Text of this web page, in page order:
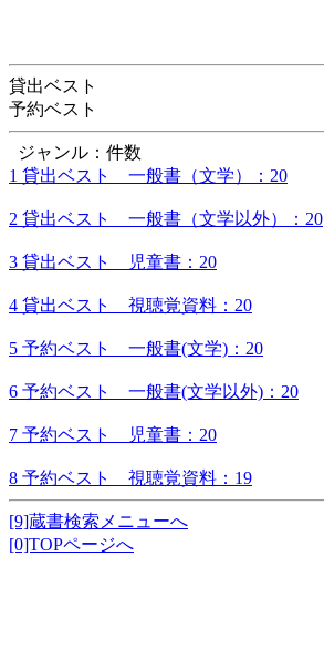
貸出ベスト
予約ベスト
ジャンル：件数
1 貸出ベスト 一般書（文学）：20
2 貸出ベスト 一般書（文学以外）：20
3 貸出ベスト 児童書：20
4 貸出ベスト 視聴覚資料：20
5 予約ベスト 一般書(文学)：20
6 予約ベスト 一般書(文学以外)：20
7 予約ベスト 児童書：20
8 予約ベスト 視聴覚資料：19
[9]蔵書検索メニューへ
[0]TOPページへ